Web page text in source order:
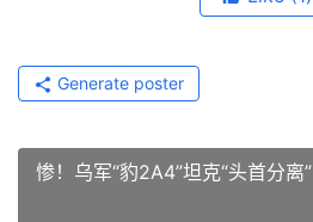
Generate poster
惨！乌军“豹2A4”坦克“头首分离”